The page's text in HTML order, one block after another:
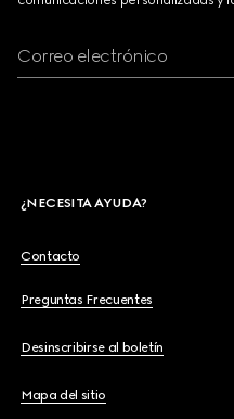
Correo electrónico
¿NECESITA AYUDA?
Contacto
Preguntas Frecuentes
Desinscribirse al boletín
Mapa del sitio